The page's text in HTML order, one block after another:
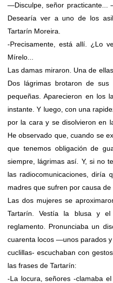
—Disculpe, señor
Desearía ver a uno de los
Tartarín Moreira.
-Precisamente, está allí. ¿Lo
Mírelo...
Las damas miraron. Una de
Dos lágrimas brotaron de
pequeñas. Aparecieron en los
instante. Y luego, con una
por la cara y se disolvieron en
He observado que, cuando se
que tenemos obligación de
siempre, lágrimas así. Y, si no
las radiocomunicaciones, diría
madres que sufren por causa de
Las dos mujeres se
Tartarín. Vestía la blusa y
reglamento. Pronunciaba un
cuarenta locos —unos parados y
cuclillas- escuchaban con
las frases de Tartarín:
-La locura, señores -clamaba